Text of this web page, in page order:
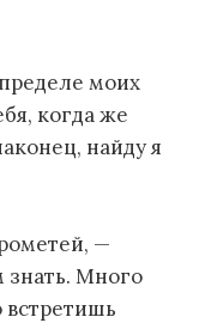
моих
когда же
найду я
—
знать. Много